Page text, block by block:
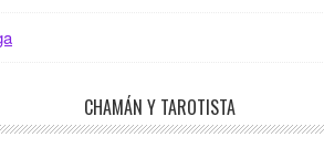
CHAMÁN Y TAROTISTA